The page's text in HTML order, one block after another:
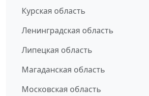
Курская область
Ленинградская область
Липецкая область
Магаданская область
Московская область